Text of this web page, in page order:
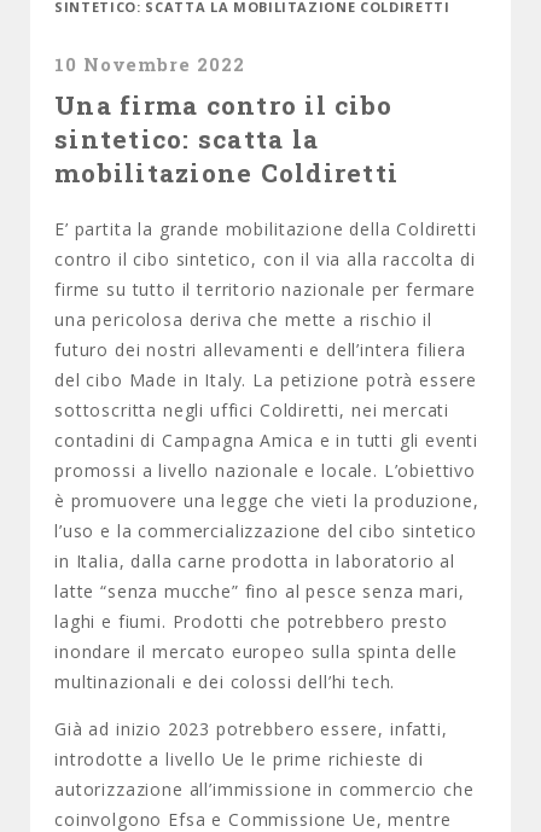
SINTETICO: SCATTA LA MOBILITAZIONE COLDIRETTI
10 Novembre 2022
Una firma contro il cibo
sintetico: scatta la
mobilitazione Coldiretti
E’ partita la grande mobilitazione della Coldiretti
contro il cibo sintetico, con il via alla raccolta di
firme su tutto il territorio nazionale per fermare
una pericolosa deriva che mette a rischio il
futuro dei nostri allevamenti e dell’intera filiera
del cibo Made in Italy. La petizione potrà essere
sottoscritta negli uffici Coldiretti, nei mercati
contadini di Campagna Amica e in tutti gli eventi
promossi a livello nazionale e locale. L’obiettivo
è promuovere una legge che vieti la produzione,
l’uso e la commercializzazione del cibo sintetico
in Italia, dalla carne prodotta in laboratorio al
latte “senza mucche” fino al pesce senza mari,
laghi e fiumi. Prodotti che potrebbero presto
inondare il mercato europeo sulla spinta delle
multinazionali e dei colossi dell’hi tech.
Già ad inizio 2023 potrebbero essere, infatti,
introdotte a livello Ue le prime richieste di
autorizzazione all’immissione in commercio che
coinvolgono Efsa e Commissione Ue, mentre